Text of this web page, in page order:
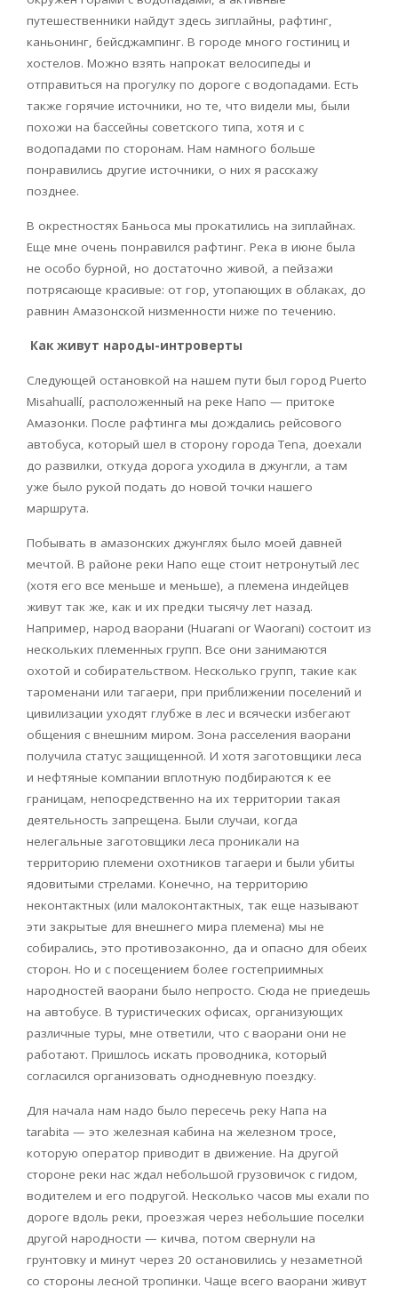
путешественники найдут здесь зиплайны, рафтинг,
каньонинг, бейсджампинг. В городе много гостиниц и
хостелов. Можно взять напрокат велосипеды и
отправиться на прогулку по дороге с водопадами. Есть
также горячие источники, но те, что видели мы, были
похожи на бассейны советского типа, хотя и с
водопадами по сторонам. Нам намного больше
понравились другие источники, о них я расскажу
позднее.
В окрестностях Баньоса мы прокатились на зиплайнах.
Еще мне очень понравился рафтинг. Река в июне была
не особо бурной, но достаточно живой, а пейзажи
потрясающе красивые: от гор, утопающих в облаках, до
равнин Амазонской низменности ниже по течению.
Как живут народы-интроверты
Следующей остановкой на нашем пути был город Puerto
Misahuallí, расположенный на реке Напо — притоке
Амазонки. После рафтинга мы дождались рейсового
автобуса, который шел в сторону городаTena, доехали
до развилки, откуда дорога уходила в джунгли, а там
уже было рукой подать до новой точки нашего
маршрута.
Побывать в амазонских джунглях было моей давней
мечтой. В районе реки Напо еще стоит нетронутый лес
(хотя его все меньше и меньше), а племена индейцев
живут так же, как и их предки тысячу лет назад.
Например, народ ваорани (Huarani or Waorani) состоит из
нескольких племенных групп. Все они занимаются
охотой и собирательством. Несколько групп, такие как
тароменани или тагаери, при приближении поселений и
цивилизации уходят глубже в лес и всячески избегают
общения с внешним миром. Зона расселения ваорани
получила статус защищенной. И хотя заготовщики леса
и нефтяные компании вплотную подбираются к ее
границам, непосредственно на их территории такая
деятельность запрещена. Были случаи, когда
нелегальные заготовщики леса проникали на
территорию племени охотников тагаери и были убиты
ядовитыми стрелами. Конечно, на территорию
неконтактных (или малоконтактных, так еще называют
эти закрытые для внешнего мира племена) мы не
собирались, это противозаконно, да и опасно для обеих
сторон. Но и с посещением более гостеприимных
народностей ваорани было непросто. Сюда не приедешь
на автобусе. В туристических офисах, организующих
различные туры, мне ответили, что с ваорани они не
работают. Пришлось искать проводника, который
согласился организовать однодневную поездку.
Для начала нам надо было пересечь реку Напа на
tarabita — это железная кабина на железном тросе,
которую оператор приводит в движение. На другой
стороне реки нас ждал небольшой грузовичок с гидом,
водителем и его подругой. Несколько часов мы ехали по
дороге вдоль реки, проезжая через небольшие поселки
другой народности — кичва, потом свернули на
грунтовку и минут через 20 остановились у незаметной
со стороны лесной тропинки. Чаще всего ваорани живут